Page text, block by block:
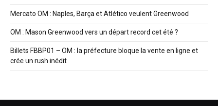
Mercato OM : Naples, Barça et Atlético veulent Greenwood
OM : Mason Greenwood vers un départ record cet été ?
Billets FBBP01 – OM : la préfecture bloque la vente en ligne et
crée un rush inédit